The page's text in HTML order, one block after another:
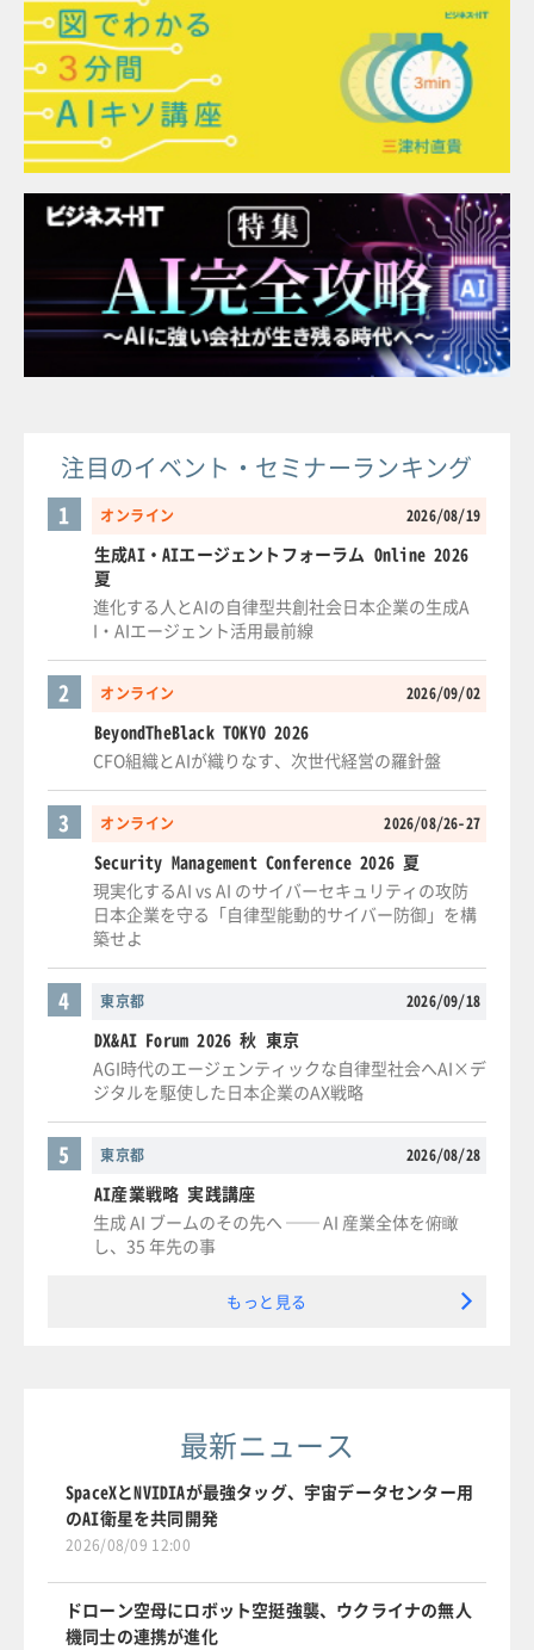
注目のイベント・セミナーランキング
オンライン 2026/08/19
1
生成AI・AIエージェントフォーラム Online 2026
夏
進化する人とAIの自律型共創社会日本企業の生成A
I・AIエージェント活用最前線
オンライン 2026/09/02
2
BeyondTheBlack TOKYO 2026
CFO組織とAIが織りなす、次世代経営の羅針盤
オンライン 2026/08/26-27
3
Security Management Conference 2026 夏
現実化するAI vs AI のサイバーセキュリティの攻防
日本企業を守る「自律型能動的サイバー防御」を構
築せよ
東京都 2026/09/18
4
DX&AI Forum 2026 秋 東京
AGI時代のエージェンティックな自律型社会へAI×デ
ジタルを駆使した日本企業のAX戦略
東京都 2026/08/28
5
AI産業戦略 実践講座
生成 AI ブームのその先へ ── AI 産業全体を俯瞰
し、35 年先の事
もっと見る
最新ニュース
SpaceXとNVIDIAが最強タッグ、宇宙データセンター用
のAI衛星を共同開発
2026/08/09 12:00
ドローン空母にロボット空挺強襲、ウクライナの無人
機同士の連携が進化